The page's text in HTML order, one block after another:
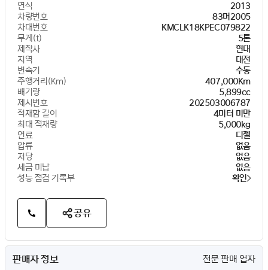
연식
2013
차량번호
83머2005
차대번호
KMCLK18KPEC079822
무게(t)
5톤
제작사
현대
지역
대전
변속기
수동
주행거리(Km)
407,000Km
배기량
5,899cc
제시번호
202503006787
적재함 길이
4미터 미만
최대 적재량
5,000kg
연료
디젤
압류
없음
저당
없음
세금 미납
없음
성능 점검 기록부
확인
공유
판매자 정보 전문 판매 업자